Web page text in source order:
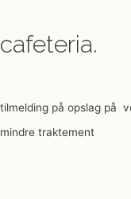
cafeteria.
tilmelding på opslag på
mindre traktement